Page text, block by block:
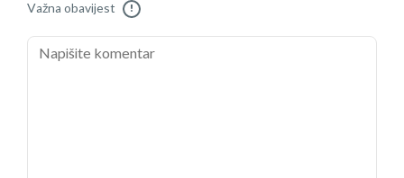
Važna obavijest !